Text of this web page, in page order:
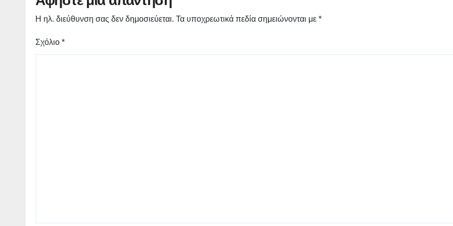
Η ηλ. διεύθυνση σας δεν δημοσιεύεται. Τα υποχρεωτικά πεδία σημειώνονται με *
Σχόλιο *